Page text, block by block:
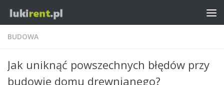
BUDOWA
Jak uniknąć powszechnych błędów przy
budowie domu drewnianego?